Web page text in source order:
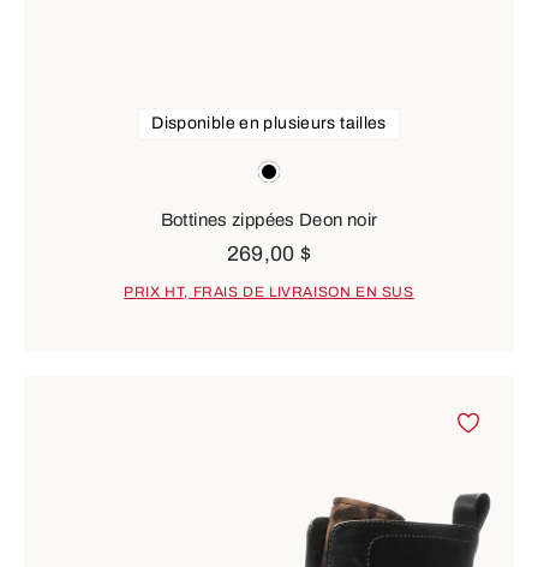
noir
Disponible en plusieurs tailles
Bottines zippées Deon noir
269,00 $
PRIX HT, FRAIS DE LIVRAISON EN SUS